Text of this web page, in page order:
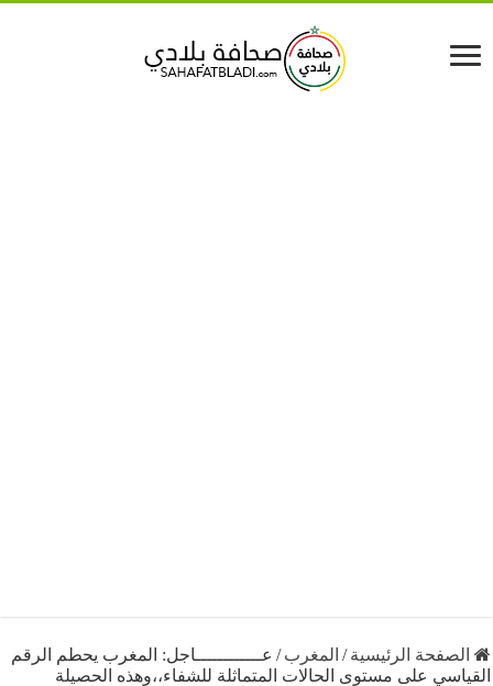
الرئيسية /المغرب/عــــــــــــاجل: المغرب يحطم الرقم
على مستوى الحالات المتماثلة للشفاء،،وهذه الحصيلة